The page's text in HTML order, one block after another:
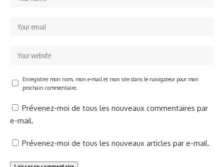
Enregistrer mon nom, mon e-mail et mon site dans le navigateur pour mon
prochain commentaire.
Prévenez-moi de tous les nouveaux commentaires par
e-mail.
Prévenez-moi de tous les nouveaux articles par e-mail.